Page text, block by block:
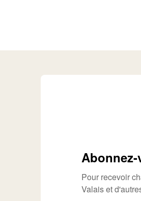
Pour recevoir
Valais et